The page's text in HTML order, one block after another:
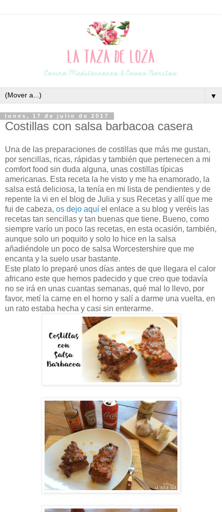
▼
lunes, 17 de julio de 2017
Costillas con salsa barbacoa casera
Una de las preparaciones de costillas que más me gustan,
por sencillas, ricas, rápidas y también que pertenecen a mi
comfort food sin duda alguna, unas costillas típicas
americanas. Esta receta la he visto y me ha enamorado, la
salsa está deliciosa, la tenía en mi lista de pendientes y de
repente la vi en el blog de Julia y sus Recetas y allí que me
fui de cabeza, os dejo aquí el enlace a su blog y veréis las
recetas tan sencillas y tan buenas que tiene. Bueno, como
siempre varío un poco las recetas, en esta ocasión, también,
aunque solo un poquito y solo lo hice en la salsa
añadiéndole un poco de salsa Worcestershire que me
encanta y la suelo usar bastante.
Este plato lo preparé unos días antes de que llegara el calor
africano este que hemos padecido y que creo que todavía
no se irá en unas cuantas semanas, qué mal lo llevo, por
favor, metí la carne en el horno y salí a darme una vuelta, en
un rato estaba hecha y casi sin enterarme.